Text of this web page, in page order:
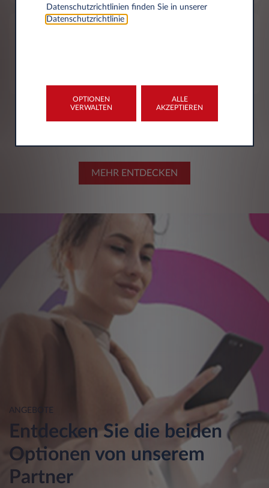
MEHR ENTDECKEN
ANGEBOTE
Entdecken Sie die beiden
Optionen von unserem
Partner
Datenschutzrichtlinien finden Sie in unserer
Datenschutzrichtlinie.
OPTIONEN
VERWALTEN
ALLE
AKZEPTIEREN